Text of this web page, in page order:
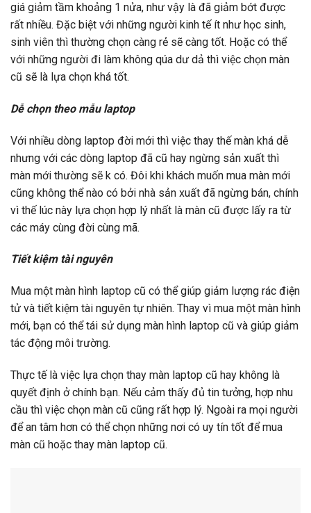
giá giảm tầm khoảng 1 nửa, như vậy là đã giảm bớt được
rất nhiều. Đặc biệt với những người kinh tế ít như học sinh,
sinh viên thì thường chọn càng rẻ sẽ càng tốt. Hoặc có thể
với những người đi làm không qúa dư dả thì việc chọn màn
cũ sẽ là lựa chọn khá tốt.
Dễ chọn theo mẫu laptop
Với nhiều dòng laptop đời mới thì việc thay thế màn khá dễ
nhưng với các dòng laptop đã cũ hay ngừng sản xuất thì
màn mới thường sẽ k có. Đôi khi khách muốn mua màn mới
cũng không thể nào có bởi nhà sản xuất đã ngừng bán, chính
vì thế lúc này lựa chọn hợp lý nhất là màn cũ được lấy ra từ
các máy cùng đời cùng mã.
Tiết kiệm tài nguyên
Mua một màn hình laptop cũ có thể giúp giảm lượng rác điện
tử và tiết kiệm tài nguyên tự nhiên. Thay vì mua một màn hình
mới, bạn có thể tái sử dụng màn hình laptop cũ và giúp giảm
tác động môi trường.
Thực tế là việc lựa chọn thay màn laptop cũ hay không là
quyết định ở chính bạn. Nếu cảm thấy đủ tin tưởng, hợp nhu
cầu thì việc chọn màn cũ cũng rất hợp lý. Ngoài ra mọi người
để an tâm hơn có thể chọn những nơi có uy tín tốt để mua
màn cũ hoặc thay màn laptop cũ.